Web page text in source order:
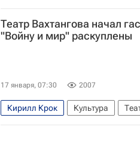
Лев Толстой (писатель)
гастроли
Театр Театр
Театр Вахтангова начал
"Войну и мир" раскуплены
17 января, 07:30 2007
Кирилл Крок Культура
Театр имени Е. Вахтангова